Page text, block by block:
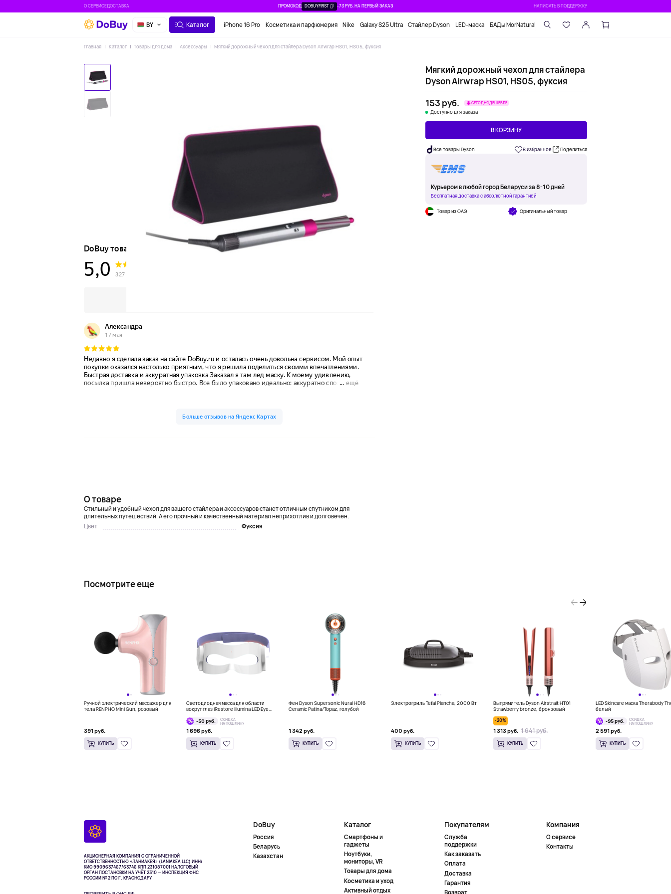
О СЕРВИСЕДОСТАВКА ПРОМОКОД DOBUYFIRST -73 РУБ. НА ПЕРВЫЙ ЗАКАЗ НАПИСАТЬ В ПОДДЕРЖКУ
BY Каталог iPhone 16 Pro Косметика и парфюмерия Nike Galaxy S25 Ultra Стайлер Dyson LED-маска БАДы MorNatural
Главная Каталог Товары для дома Аксессуары Мягкий дорожный чехол для стайлера Dyson Airwrap HS01, HS05, фуксия
Мягкий дорожный чехол для стайлера
Dyson Airwrap HS01, HS05, фуксия
153 руб.
СЕГОДНЯ ДЕШЕВЛЕ
Доступно для заказа
В КОРЗИНУ
Все товары Dyson В избранное Поделиться
Курьером в любой город Беларуси за 8-10 дней
Бесплатная доставка с абсолютной гарантией
Товар из ОАЭ Оригинальный товар
О товаре
Стильный и удобный чехол для вашего стайлера и аксессуаров станет отличным спутником для
длительных путешествий. А его прочный и качественный материал неприхотлив и долговечен.
Цвет
Фуксия
Посмотрите еще
Ручной электрический массажер для
тела RENPHO Mini Gun, розовый
391 руб.
КУПИТЬ
Светодиодная маска для области
вокруг глаз iRestore Illumina LED Eye
-50 руб.
СКИДКА
НА ПОШЛИНУ
1 696 руб.
КУПИТЬ
Фен Dyson Supersonic Nural HD16
Ceramic Patina/Topaz, голубой
1 342 руб.
КУПИТЬ
Электрогриль Tefal Plancha, 2000 Вт
400 руб.
КУПИТЬ
Выпрямитель Dyson Airstrait HT01
Strawberry bronze, бронзовый
-20%
1 313 руб. 1 641 руб.
КУПИТЬ
LED Skincare маска Therabody
белый
-95 руб.
СКИДКА
НА ПОШЛИНУ
2 591 руб.
КУПИТЬ
АКЦИОНЕРНАЯ КОМПАНИЯ С ОГРАНИЧЕННОЙ
ОТВЕТСТВЕННОСТЬЮ «ЛАНИАКЕЯ» (LANIAKEA LLC) ИНН/
КИО 9909637467/63746 КПП 231087001НАЛОГОВЫЙ
ОРГАН ПОСТАНОВКИ НА УЧЁТ 2310 — ИНСПЕКЦИЯ ФНС
РОССИИ № 2 ПО Г. КРАСНОДАРУ
DoBuy
Россия
Беларусь
Казахстан
Каталог
Смартфоны и
гаджеты
Ноутбуки,
мониторы, VR
Товары для дома
Косметика и уход
Активный отдых
Покупателям
Служба
поддержки
Как заказать
Оплата
Доставка
Гарантия
Возврат
Компания
О сервисе
Контакты